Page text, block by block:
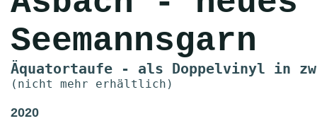
Äquatortaufe - als Doppelvinyl in
2020